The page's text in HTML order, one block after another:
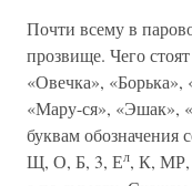
Почти всему в
прозвище. Чего
«Овечка»,
«Мару-ся», «Эшак»,
буквам обозначения
Щ, О, Б, 3, Ел, К,